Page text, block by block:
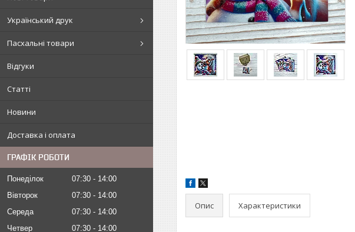
Український друк
Пасхальні товари
Відгуки
Статті
Новини
Доставка і оплата
ГРАФІК РОБОТИ
Понеділок 07:30
14:00
Вівторок
07:30
14:00
Середа
07:30
14:00
Четвер
07:30
14:00
Опис Характеристики